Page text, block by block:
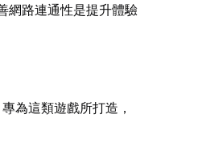
網路連通性是提升體驗
專為這類遊戲所打造，